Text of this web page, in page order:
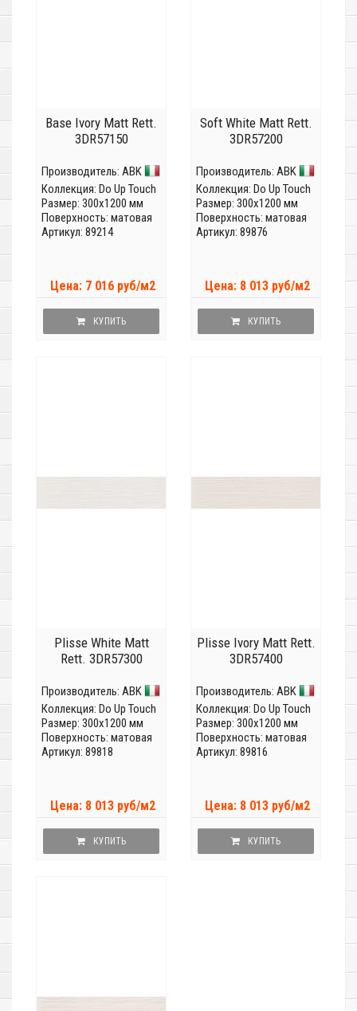
Base Ivory Matt Rett.
3DR57150
Производитель: ABK
Коллекция: Do Up Touch
Размер: 300x1200 мм
Поверхность: матовая
Артикул: 89214
Цена: 7 016 руб/м2
КУПИТЬ
Soft White Matt Rett.
3DR57200
Производитель: ABK
Коллекция: Do Up Touch
Размер: 300x1200 мм
Поверхность: матовая
Артикул: 89876
Цена: 8 013 руб/м2
КУПИТЬ
Plisse White Matt
Rett. 3DR57300
Производитель: ABK
Коллекция: Do Up Touch
Размер: 300x1200 мм
Поверхность: матовая
Артикул: 89818
Цена: 8 013 руб/м2
КУПИТЬ
Plisse Ivory Matt Rett.
3DR57400
Производитель: ABK
Коллекция: Do Up Touch
Размер: 300x1200 мм
Поверхность: матовая
Артикул: 89816
Цена: 8 013 руб/м2
КУПИТЬ